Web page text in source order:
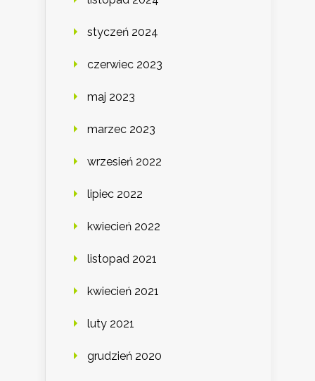
styczeń 2024
czerwiec 2023
maj 2023
marzec 2023
wrzesień 2022
lipiec 2022
kwiecień 2022
listopad 2021
kwiecień 2021
luty 2021
grudzień 2020